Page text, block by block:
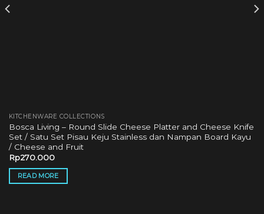
KITCHENWARE COLLECTIONS
Bosca Living – Round Slide Cheese Platter and Cheese Knife
Set / Satu Set Pisau Keju Stainless dan Nampan Board Kayu
/ Cheese and Fruit
Rp270.000
READ MORE